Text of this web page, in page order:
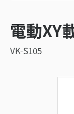
電動XY
VK-S105